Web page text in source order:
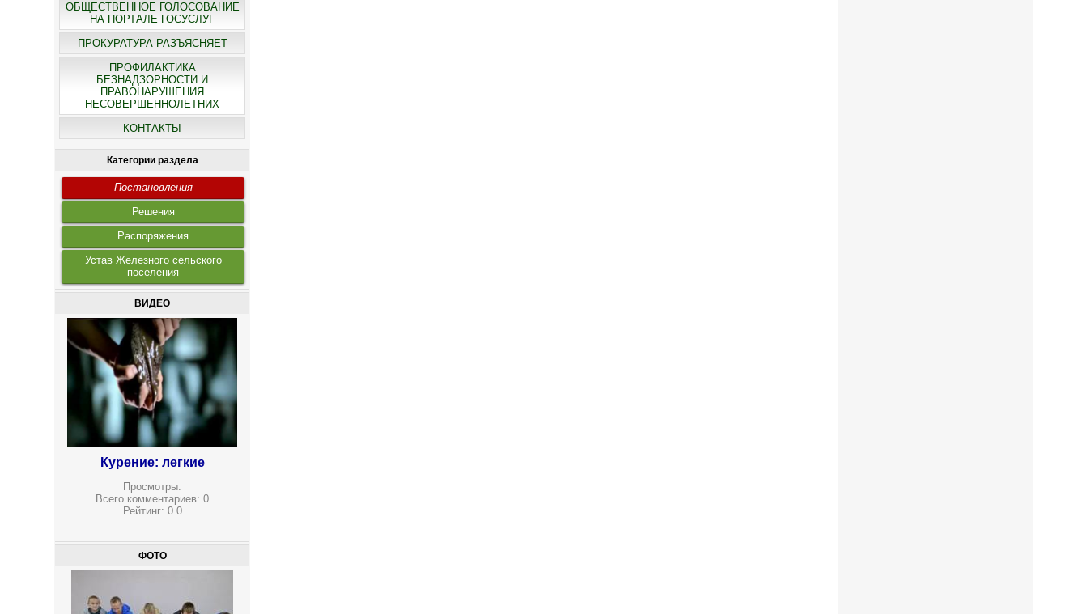
ОБЩЕСТВЕННОЕ ГОЛОСОВАНИЕ
НА ПОРТАЛЕ ГОСУСЛУГ
ПРОКУРАТУРА РАЗЪЯСНЯЕТ
ПРОФИЛАКТИКА
БЕЗНАДЗОРНОСТИ И
ПРАВОНАРУШЕНИЯ
НЕСОВЕРШЕННОЛЕТНИХ
КОНТАКТЫ
Категории раздела
Постановления
Решения
Распоряжения
Устав Железного сельского
поселения
ВИДЕО
Курение: легкие
Просмотры:
Всего комментариев:0
Рейтинг: 0.0
ФОТО